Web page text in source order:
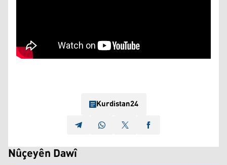
Kurdistan24
Nûçeyên Dawî